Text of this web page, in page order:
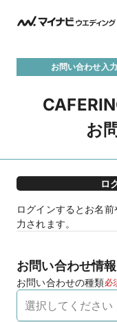
お問い合わせ入力
お
ロ
ログインするとお名
力されます。
お問い合わせ情報
お問い合わせの種類必